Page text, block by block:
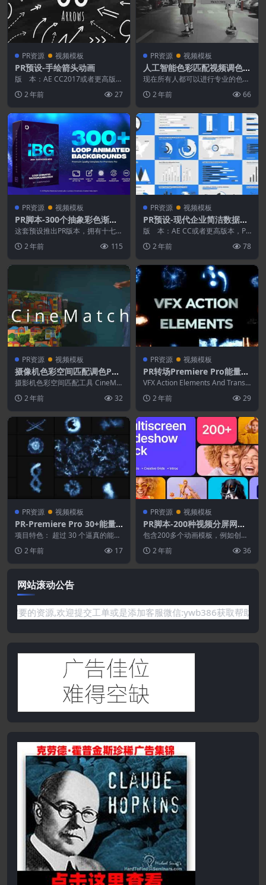
PR资源 视频模板
PR预设-手绘箭头动画
版 本：AE CC2017或者更高版
2 年前 27
PR资源 视频模板
人工智能色彩匹配视频调色A
E/PR插件 AI Color Match V
1.3.0 Win+使用教程
现在所有人都可以进行专业的色彩
E... 2 年前 66
PR资源 视频模板
PR脚本-300个抽象彩色渐变
图形背景循环动画预设
这套预设推出PR版本，拥有十七类
图形数字，渐变，...
2 年前 115
PR资源 视频模板
PR预设-现代企业简洁数据信
息图标包装展示动画
版 本：AE CC或者更高版本，Pr
2 年前 78
PR资源 视频模板
摄像机色彩空间匹配调色PR
插件 CineMatch v1.24c CE
Win系统
摄影机色彩空间匹配工具 CineMat
适用于剪辑...
2 年前 32
PR资源 视频模板
PR转场Premiere Pro能量VF
X动作元素和过渡转场
VFX Action Elements And Transiti
2 年前 29
PR资源 视频模板
PR-Premiere Pro 30+能量
爆炸和过渡转场合集
项目特色： 超过 30 个逼真的能量
帮助 适用于...
2 年前 17
PR资源 视频模板
PR脚本-200种视频分屏网格
组合动画图文幻灯片展示预设
1.1
包含200多个动画模板，例如创意
格排列和简介...
2 年前 36
网站滚动公告
站没有你需要的资源,欢迎提交工单或是添加客服微信:ywb386获